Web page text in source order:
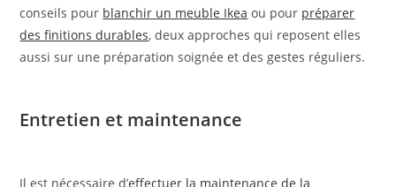
conseils pour blanchir un meuble Ikea ou pour préparer
des finitions durables, deux approches qui reposent elles
aussi sur une préparation soignée et des gestes réguliers.
Entretien et maintenance
Il est nécessaire d’effectuer la maintenance de la